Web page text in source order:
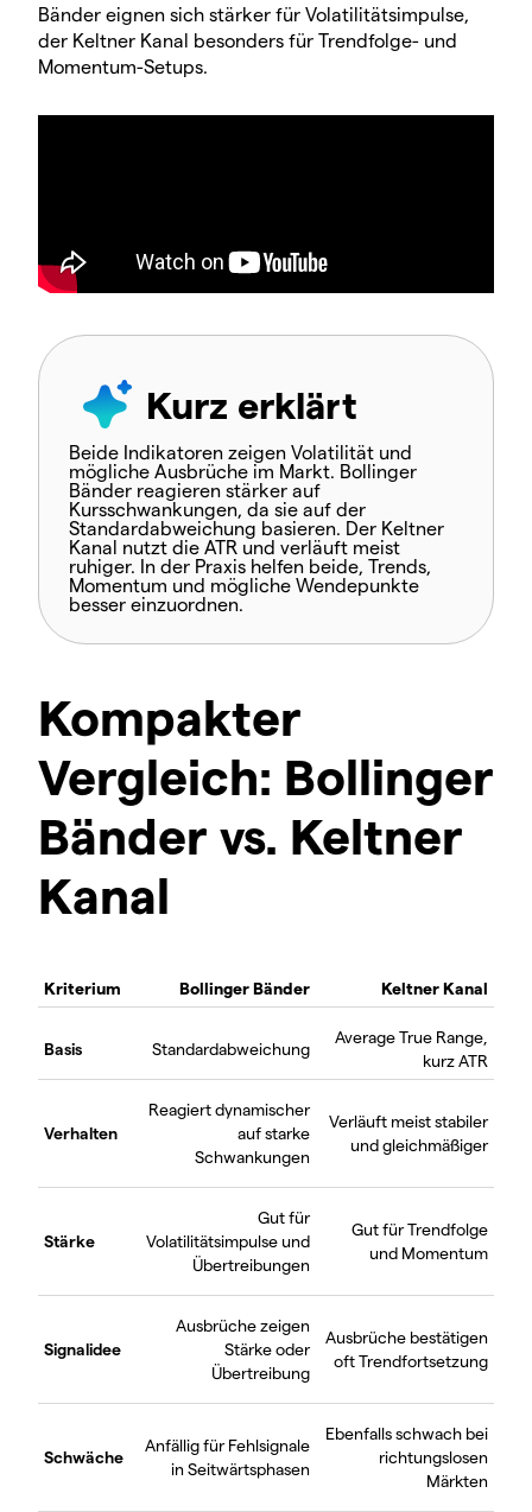
Bänder eignen sich stärker für Volatilitätsimpulse,
der Keltner Kanal besonders für Trendfolge- und
Momentum-Setups.
Kurz erklärt
Beide Indikatoren zeigen Volatilität und
mögliche Ausbrüche im Markt. Bollinger
Bänder reagieren stärker auf
Kursschwankungen, da sie auf der
Standardabweichung basieren. Der Keltner
Kanal nutzt die ATR und verläuft meist
ruhiger. In der Praxis helfen beide, Trends,
Momentum und mögliche Wendepunkte
besser einzuordnen.
Kompakter
Vergleich: Bollinger
Bänder vs. Keltner
Kanal
Kriterium Bollinger Bänder Keltner Kanal
Basis Standardabweichung
Average True Range,
kurz ATR
Verhalten
Reagiert dynamischer
auf starke
Schwankungen
Verläuft meist stabiler
und gleichmäßiger
Stärke
Gut für
Volatilitätsimpulse und
Übertreibungen
Gut für Trendfolge
und Momentum
Signalidee
Ausbrüche zeigen
Stärke oder
Übertreibung
Ausbrüche bestätigen
oft Trendfortsetzung
Schwäche
Anfällig für Fehlsignale
in Seitwärtsphasen
Ebenfalls schwach bei
richtungslosen
Märkten